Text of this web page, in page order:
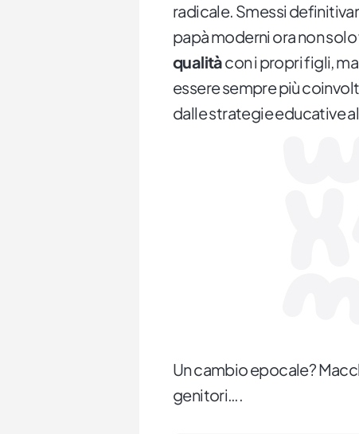
radicale. Smessi
papà moderni ora non
qualitàcon i propri figli,
essere sempre più
dalle strategie educative
Un cambio epocale?
genitori….